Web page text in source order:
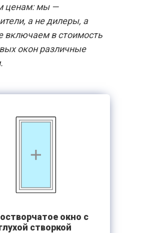
ценам: мы —
а не дилеры, а
включаем в стоимость
окон различные
окно с
створкой